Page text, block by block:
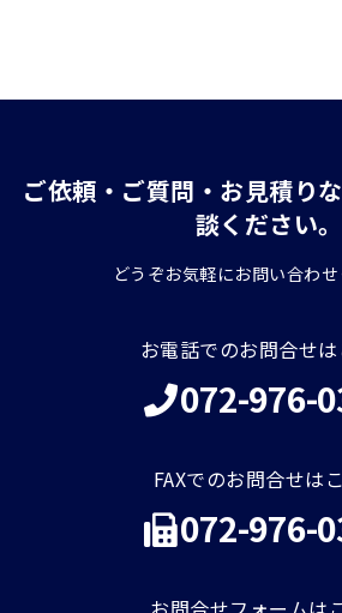
ご依頼・ご質問・お見積り
談ください。
どうぞお気軽にお問い合わせ
お電話でのお問合せ
072-976-
FAXでのお問合せは
072-976-